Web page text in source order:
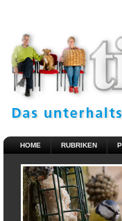
HOME RUBRIKEN